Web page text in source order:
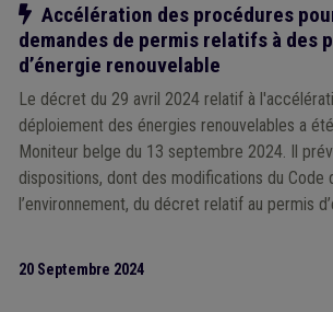
Notre action
Accélération des procédures
demandes de permis relatifs à des
d’énergie renouvelable
Le décret du 29 avril 2024 relatif à
déploiement des énergies renouvelables a
Moniteur belge du 13 septembre 2024. Il
dispositions, dont des modifications du Code
l’environnement, du décret relatif au permis
renouvelable.
20 Septembre 2024